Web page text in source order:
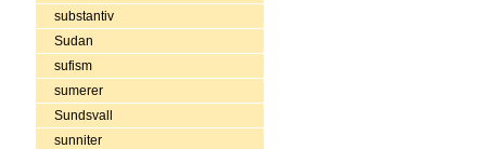
substantiv
Sudan
sufism
sumerer
Sundsvall
sunniter